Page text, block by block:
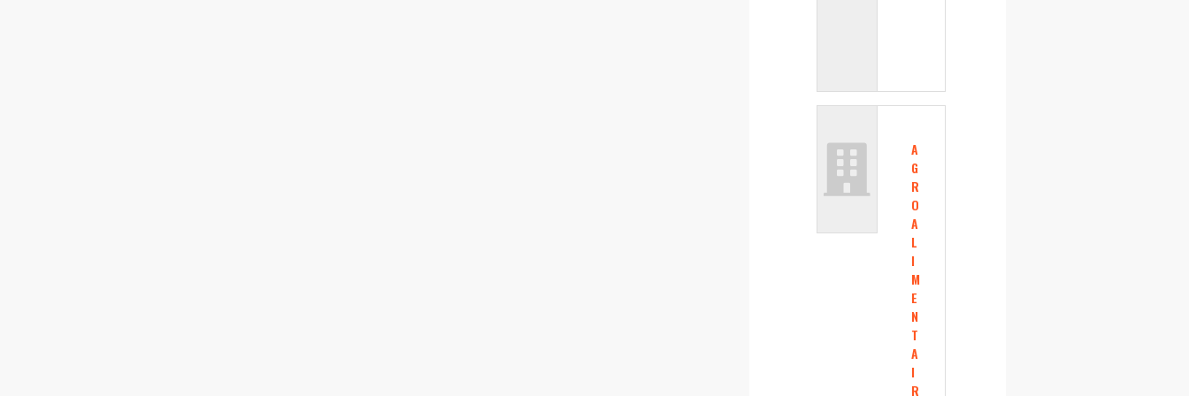
A
G
R
O
A
L
I
M
E
N
T
A
I
R